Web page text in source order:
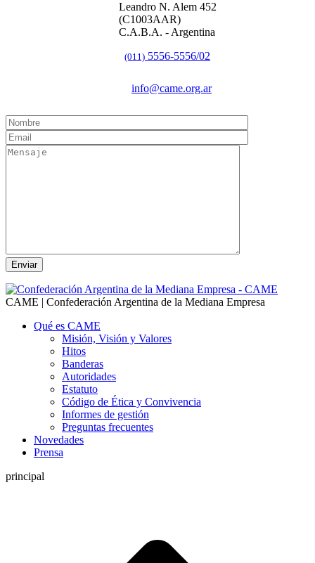
Leandro N. Alem 452
(C1003AAR)
C.A.B.A. - Argentina
(011) 5556-5556/02
info@came.org.ar
CAME | Confederación Argentina de la Mediana Empresa
Qué es CAME
Misión, Visión y Valores
Hitos
Banderas
Autoridades
Estatuto
Código de Ética y Convivencia
Informes de gestión
Preguntas frecuentes
Novedades
Prensa
principal